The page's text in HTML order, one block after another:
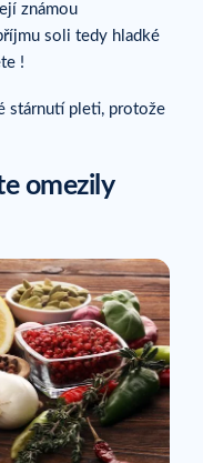
známou
soli tedy hladké
!
stárnutí pleti, protože
omezily